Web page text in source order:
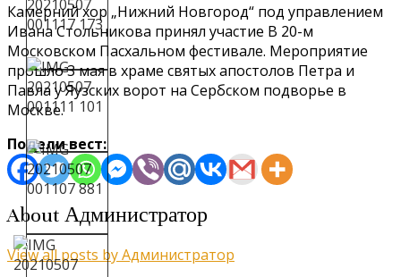
Камерний хор „Нижний Новгород“ под управлением
Ивана Стольникова принял участие В 20-м
Московском Пасхальном фестивале. Мероприятие
прошло 3 мая в храме святых апостолов Петра и
Павла у Яузских ворот на Сербском подворье в
Москве.
Подели вест:
About Администратор
View all posts by Администратор